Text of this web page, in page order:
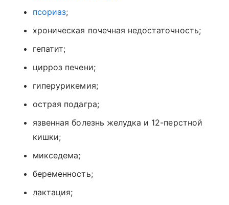
псориаз;
хроническая почечная недостаточность;
гепатит;
цирроз печени;
гиперурикемия;
острая подагра;
язвенная болезнь желудка и 12-перстной
кишки;
микседема;
беременность;
лактация;